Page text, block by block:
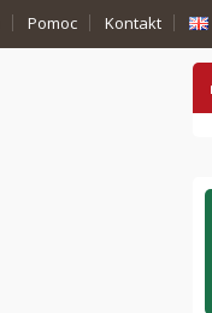
Pomoc Kontakt